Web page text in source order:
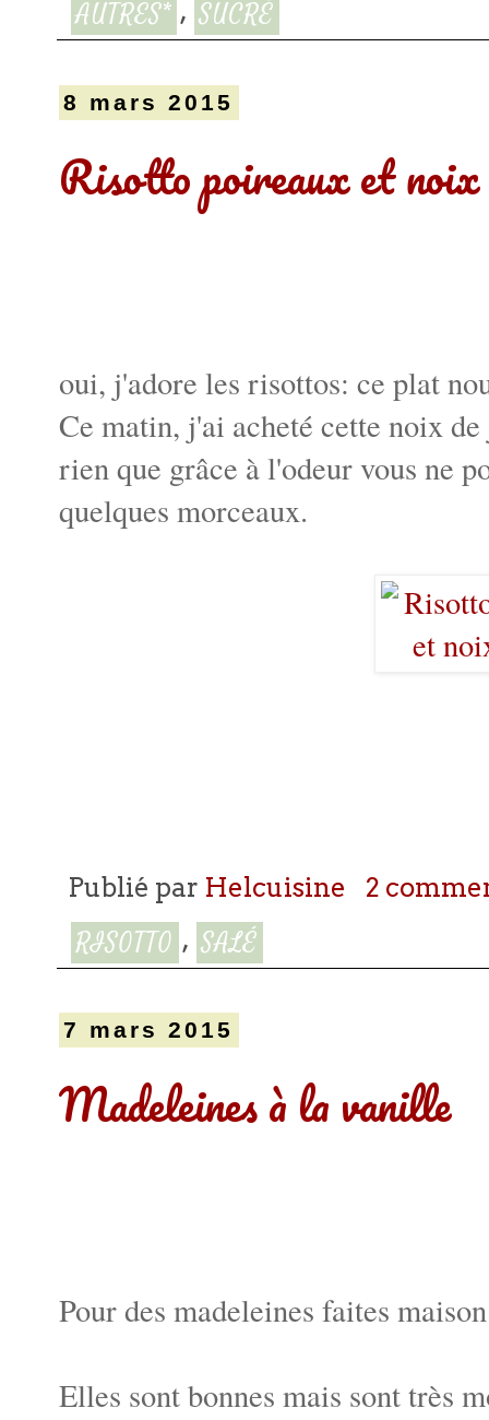
AUTRES* , SUCRÉ
8 mars 2015
Risotto poireaux et noix
oui, j'adore les risottos: ce plat
Ce matin, j'ai acheté cette noix
rien que grâce à l'odeur vous ne
quelques morceaux.
Publié par Helcuisine 2
RISOTTO , SALÉ
7 mars 2015
Madeleines à la vanille
Pour des madeleines faites
Elles sont bonnes mais sont très